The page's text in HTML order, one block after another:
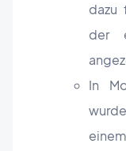
dazu
der
In